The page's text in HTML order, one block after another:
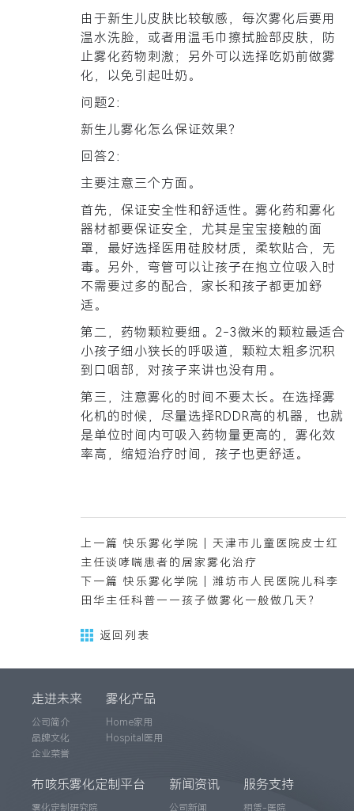
由于新生儿皮肤比较敏感，每次雾化后要用
温水洗脸，或者用温毛巾擦拭脸部皮肤，防
止雾化药物刺激；另外可以选择吃奶前做雾
化，以免引起吐奶。
问题2：
新生儿雾化怎么保证效果？
回答2：
主要注意三个方面。
首先，保证安全性和舒适性。 雾化药和雾化
器材都要保证安全，尤其是宝宝接触的 面
罩，最好选择医用硅胶材质
，柔软贴合，无
毒。另外，弯管可以让孩子在抱立位吸入时
不需要过多的配合，家长和孩子都更加舒
适。
第二，药物颗粒要细。 2-3微米的颗粒最适合
小孩子细小狭长的呼吸道
，颗粒太粗多沉积
到口咽部，对孩子来讲也没有用。
第三，注意雾化的时间不要太长。 在选择雾
化机的时候，尽量选择RDDR高的机器，也就
是单位时间内可吸入药物量更高的，雾化效
率高，缩短治疗时间，孩子也更舒适 。
上一篇 快乐雾化学院 | 天津市儿童医院皮士红
主任谈哮喘患者的居家雾化治疗
下一篇 快乐雾化学院 | 潍坊市人民医院儿科李
田华主任科普——孩子做雾化一般做几天？
返回列表
走进未来
公司简介
品牌文化
企业荣誉
雾化产品
Home家用
Hospital医用
布咳乐雾化定制平台
雾化定制研究院
新闻资讯
公司新闻
服务支持
租赁-医院